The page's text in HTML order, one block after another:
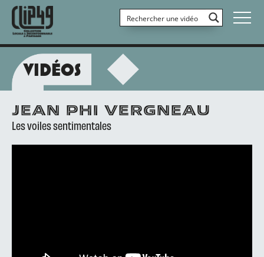
VIDÉOS
JEAN PHI VERGNEAU
Les voiles sentimentales